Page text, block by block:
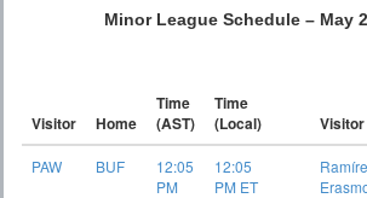
Minor League Schedule – May
Visitor Home
Time
(AST)
Time
(Local)
PAW BUF
12:05
PM
12:05
PM ET